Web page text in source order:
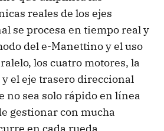
reales de los ejes
se procesa en tiempo real y
del e-Manettino y el uso
los cuatro motores, la
el eje trasero direccional
no sea solo rápido en línea
gestionar con mucha
en cada rueda.